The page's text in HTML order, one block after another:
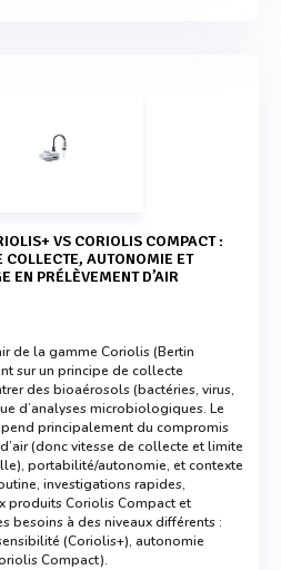
COLLECTE, AUTONOMIE ET
EN PRÉLÈVEMENT D’AIR
de la gamme Coriolis (Bertin
sur un principe de collecte
des bioaérosols (bactéries, virus,
d’analyses microbiologiques. Le
principalement du compromis
(donc vitesse de collecte et limite
portabilité/autonomie, et contexte
investigations rapides,
produits Coriolis Compact et
besoins à des niveaux différents :
(Coriolis+), autonomie
Compact).